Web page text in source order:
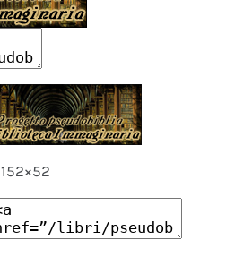
152×52